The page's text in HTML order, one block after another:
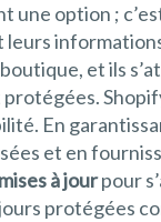
une option ;
leurs
et ils
En
et en
à jourpour
protégées